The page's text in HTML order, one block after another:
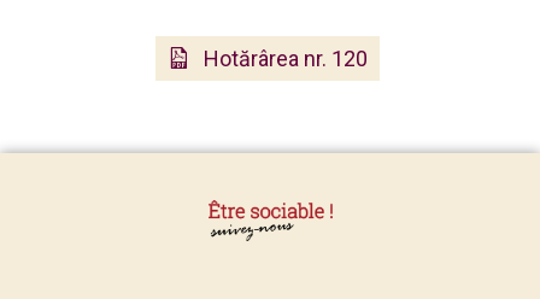
Hotărârea nr. 120